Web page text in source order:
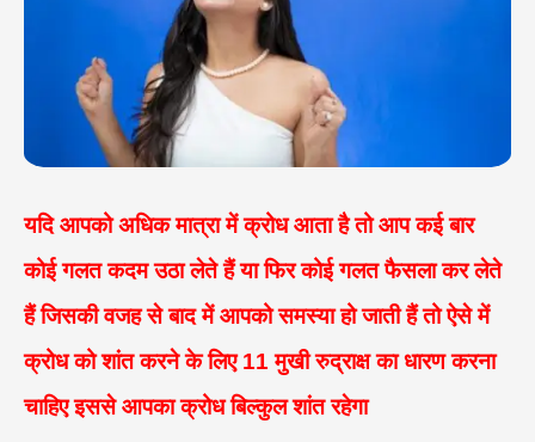
यदि आपको अधिक मात्रा में क्रोध आता है तो आप कई बार
कोई गलत कदम उठा लेते हैं या फिर कोई गलत फैसला कर लेते
हैं जिसकी वजह से बाद में आपको समस्या हो जाती हैं तो ऐसे में
क्रोध को शांत करने के लिए 11 मुखी रुद्राक्ष का धारण करना
चाहिए इससे आपका क्रोध बिल्कुल शांत रहेगा